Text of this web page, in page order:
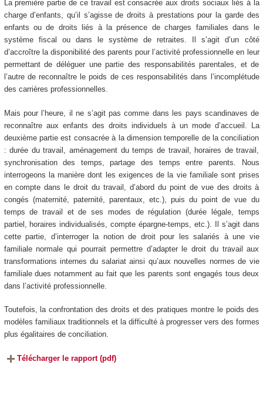
La première partie de ce travail est consacrée aux droits sociaux liés à la
charge d’enfants, qu’il s’agisse de droits à prestations pour la garde des
enfants ou de droits liés à la présence de charges familiales dans le
système fiscal ou dans le système de retraites. Il s’agit d’un côté
d’accroître la disponibilité des parents pour l’activité professionnelle en leur
permettant de déléguer une partie des responsabilités parentales, et de
l’autre de reconnaître le poids de ces responsabilités dans l’incomplétude
des carrières professionnelles.
Mais pour l’heure, il ne s’agit pas comme dans les pays scandinaves de
reconnaître aux enfants des droits individuels à un mode d’accueil. La
deuxième partie est consacrée à la dimension temporelle de la conciliation
: durée du travail, aménagement du temps de travail, horaires de travail,
synchronisation des temps, partage des temps entre parents. Nous
interrogeons la manière dont les exigences de la vie familiale sont prises
en compte dans le droit du travail, d’abord du point de vue des droits à
congés (maternité, paternité, parentaux, etc.), puis du point de vue du
temps de travail et de ses modes de régulation (durée légale, temps
partiel, horaires individualisés, compte épargne-temps, etc.). Il s’agit dans
cette partie, d’interroger la notion de droit pour les salariés à une vie
familiale normale qui pourrait permettre d’adapter le droit du travail aux
transformations internes du salariat ainsi qu’aux nouvelles normes de vie
familiale dues notamment au fait que les parents sont engagés tous deux
dans l’activité professionnelle.
Toutefois, la confrontation des droits et des pratiques montre le poids des
modèles familiaux traditionnels et la difficulté à progresser vers des formes
plus égalitaires de conciliation.
Télécharger le rapport (pdf)